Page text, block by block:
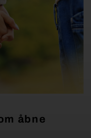
åbne